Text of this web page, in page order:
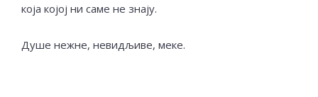
која којој ни саме не знају.
Душе нежне, невидљиве, меке.